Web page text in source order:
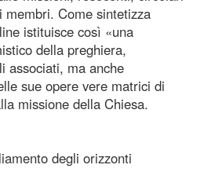
Come sintetizza
istituisce così «una
della preghiera,
associati, ma anche
sue opere vere matrici di
missione della Chiesa.
degli orizzonti